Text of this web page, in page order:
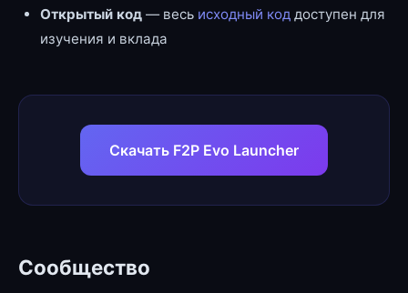
Открытый код — весь исходный код доступен для
изучения и вклада
Скачать F2P Evo Launcher
Сообщество